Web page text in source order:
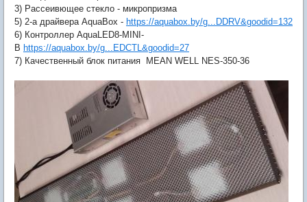
3) Рассеивющее стекло - микропризма
5) 2-а драйвера AquaBox - https://aquabox.by/g...DDRV&goodid=132
6) Контроллер AquaLED8-MINI-
B https://aquabox.by/g...EDCTL&goodid=27
7) Качественный блок питания MEAN WELL NES-350-36